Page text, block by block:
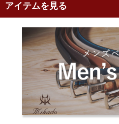
アイテムを見る